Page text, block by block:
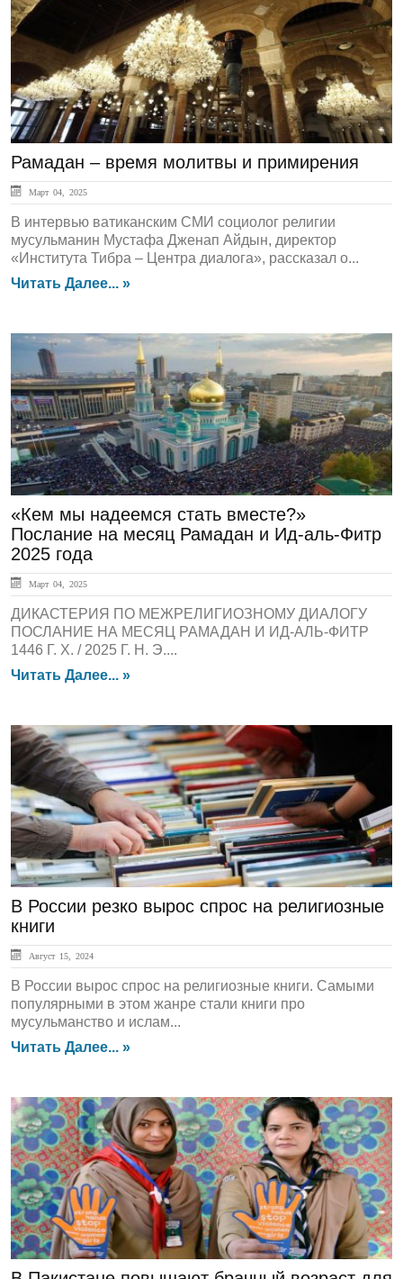
ЛЕНТА НОВОСТЕЙ
Рамадан – время молитвы и примирения
Март 04, 2025
В интервью ватиканским СМИ социолог религии
мусульманин Мустафа Дженап Айдын, директор
«Института Тибра – Центра диалога», рассказал о...
Читать Далее... »
ЛЕНТА НОВОСТЕЙ
«Кем мы надеемся стать вместе?»
Послание на месяц Рамадан и Ид-аль-Фитр
2025 года
Март 04, 2025
ДИКАСТЕРИЯ ПО МЕЖРЕЛИГИОЗНОМУ ДИАЛОГУ
ПОСЛАНИЕ НА МЕСЯЦ РАМАДАН И ИД-АЛЬ-ФИТР
1446 Г. Х. / 2025 Г. Н. Э....
Читать Далее... »
ЛЕНТА НОВОСТЕЙ
В России резко вырос спрос на религиозные
книги
Август 15, 2024
В России вырос спрос на религиозные книги. Самыми
популярными в этом жанре стали книги про
мусульманство и ислам...
Читать Далее... »
ЛЕНТА НОВОСТЕЙ